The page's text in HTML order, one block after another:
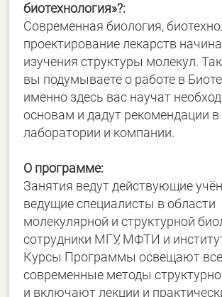
биотехнология»?:
Современная биология,
проектирование лекарств
изучения структуры молекул.
вы подумываете о работе в
именно здесь вас научат
основам и дадут рекомендации
лаборатории и компании.
О программе:
Занятия ведут действующие
ведущие специалисты в области
молекулярной и структурной
сотрудники МГУ, МФТИ и
Курсы Программы освещают все
современные методы
и включают лекции и